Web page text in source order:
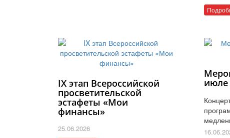
IX этап Всероссийской
просветительской
эстафеты «Мои
финансы»
25.06.2026
июле